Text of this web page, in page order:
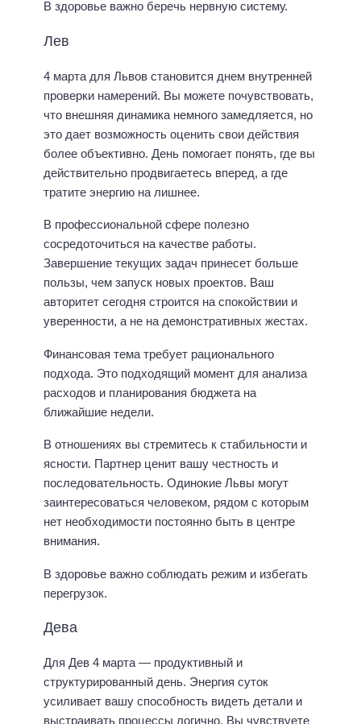
В здоровье важно беречь нервную систему.
Лев
4 марта для Львов становится днем внутренней
проверки намерений. Вы можете почувствовать,
что внешняя динамика немного замедляется, но
это дает возможность оценить свои действия
более объективно. День помогает понять, где вы
действительно продвигаетесь вперед, а где
тратите энергию на лишнее.
В профессиональной сфере полезно
сосредоточиться на качестве работы.
Завершение текущих задач принесет больше
пользы, чем запуск новых проектов. Ваш
авторитет сегодня строится на спокойствии и
уверенности, а не на демонстративных жестах.
Финансовая тема требует рационального
подхода. Это подходящий момент для анализа
расходов и планирования бюджета на
ближайшие недели.
В отношениях вы стремитесь к стабильности и
ясности. Партнер ценит вашу честность и
последовательность. Одинокие Львы могут
заинтересоваться человеком, рядом с которым
нет необходимости постоянно быть в центре
внимания.
В здоровье важно соблюдать режим и избегать
перегрузок.
Дева
Для Дев 4 марта — продуктивный и
структурированный день. Энергия суток
усиливает вашу способность видеть детали и
выстраивать процессы логично. Вы чувствуете